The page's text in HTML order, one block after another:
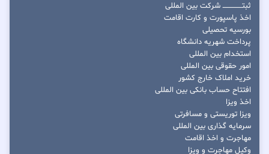
ثبتــــــــــــــــ شرکت بین المللی
اخذ پاسپورت و کارت اقامت
بورسیه تحصیلی
پرداخت شهریه دانشگاه
استخدام بین المللی
امور حقوقی بین المللی
خرید املاک خارج کشور
افتتاح حساب بانکی بین المللی
اخذ ویزا
ویزا توریستی و مسافرتی
سرمایه گذاری بین المللی
مهاجرت و اخذ اقامت
وکیل مهاجرت و ویزا